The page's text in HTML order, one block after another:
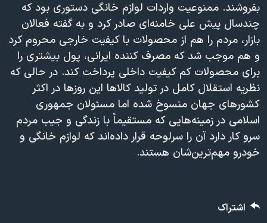
دادگاه حمید نوری
چهل سال گروگان‌گیری
قانون شفافیت دارائی کادر رهبری ایران
اعتراضات مردمی آبان ۹۸
اسرائیل در جنگ
نرگس محمدی برنده جایزه نوبل صلح
همایش محافظه‌کاران آمریکا «سی‌پک»
صفحه‌های ویژه
بفروشند. ممنوعیت واردات لوازم خانگی دستوری بود که
چندسال پیش علی خامنه‌ای صادر کرد و به گفته فعالان
بازار، مردم را هم از محصولات با کیفیت خارجی محروم کرد
و هم موجب شد که مصرف کننده ایرانی، پول بیشتری را
برای محصولات کم کیفیت داخلی پرداخت کند. در حالی که
نظریه استقلال کامل در تولید کالاها این روزها در اکثر
کشورهای جهان منسوخ شده اما مسئولان جمهوری
اسلامی در زمینه‌هایی که مستقیماً با زندگی و جیب مردم
سرو کار دارد آن را سرلوحه قرار داده‌اند که لوازم خانگی و
خودرو مهم‌ترین‌شان هستند.
اشتراک